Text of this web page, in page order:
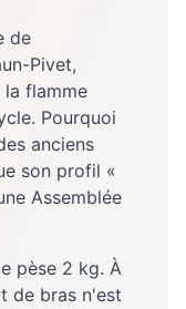
de
Pivet,
flamme
Pourquoi
anciens
son profil «
Assemblée
pèse 2 kg. À
de bras n'est